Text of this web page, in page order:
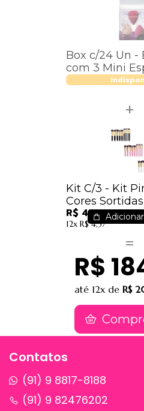
Box c/24 Un -
com 3 Mini
Para
Kit C/3 - Kit
Cores
R$ 40,50
12x R$ 4,57
R$
até 12x de R$
Contatos
(91) 9 8817-8188
(91) 9 82476202